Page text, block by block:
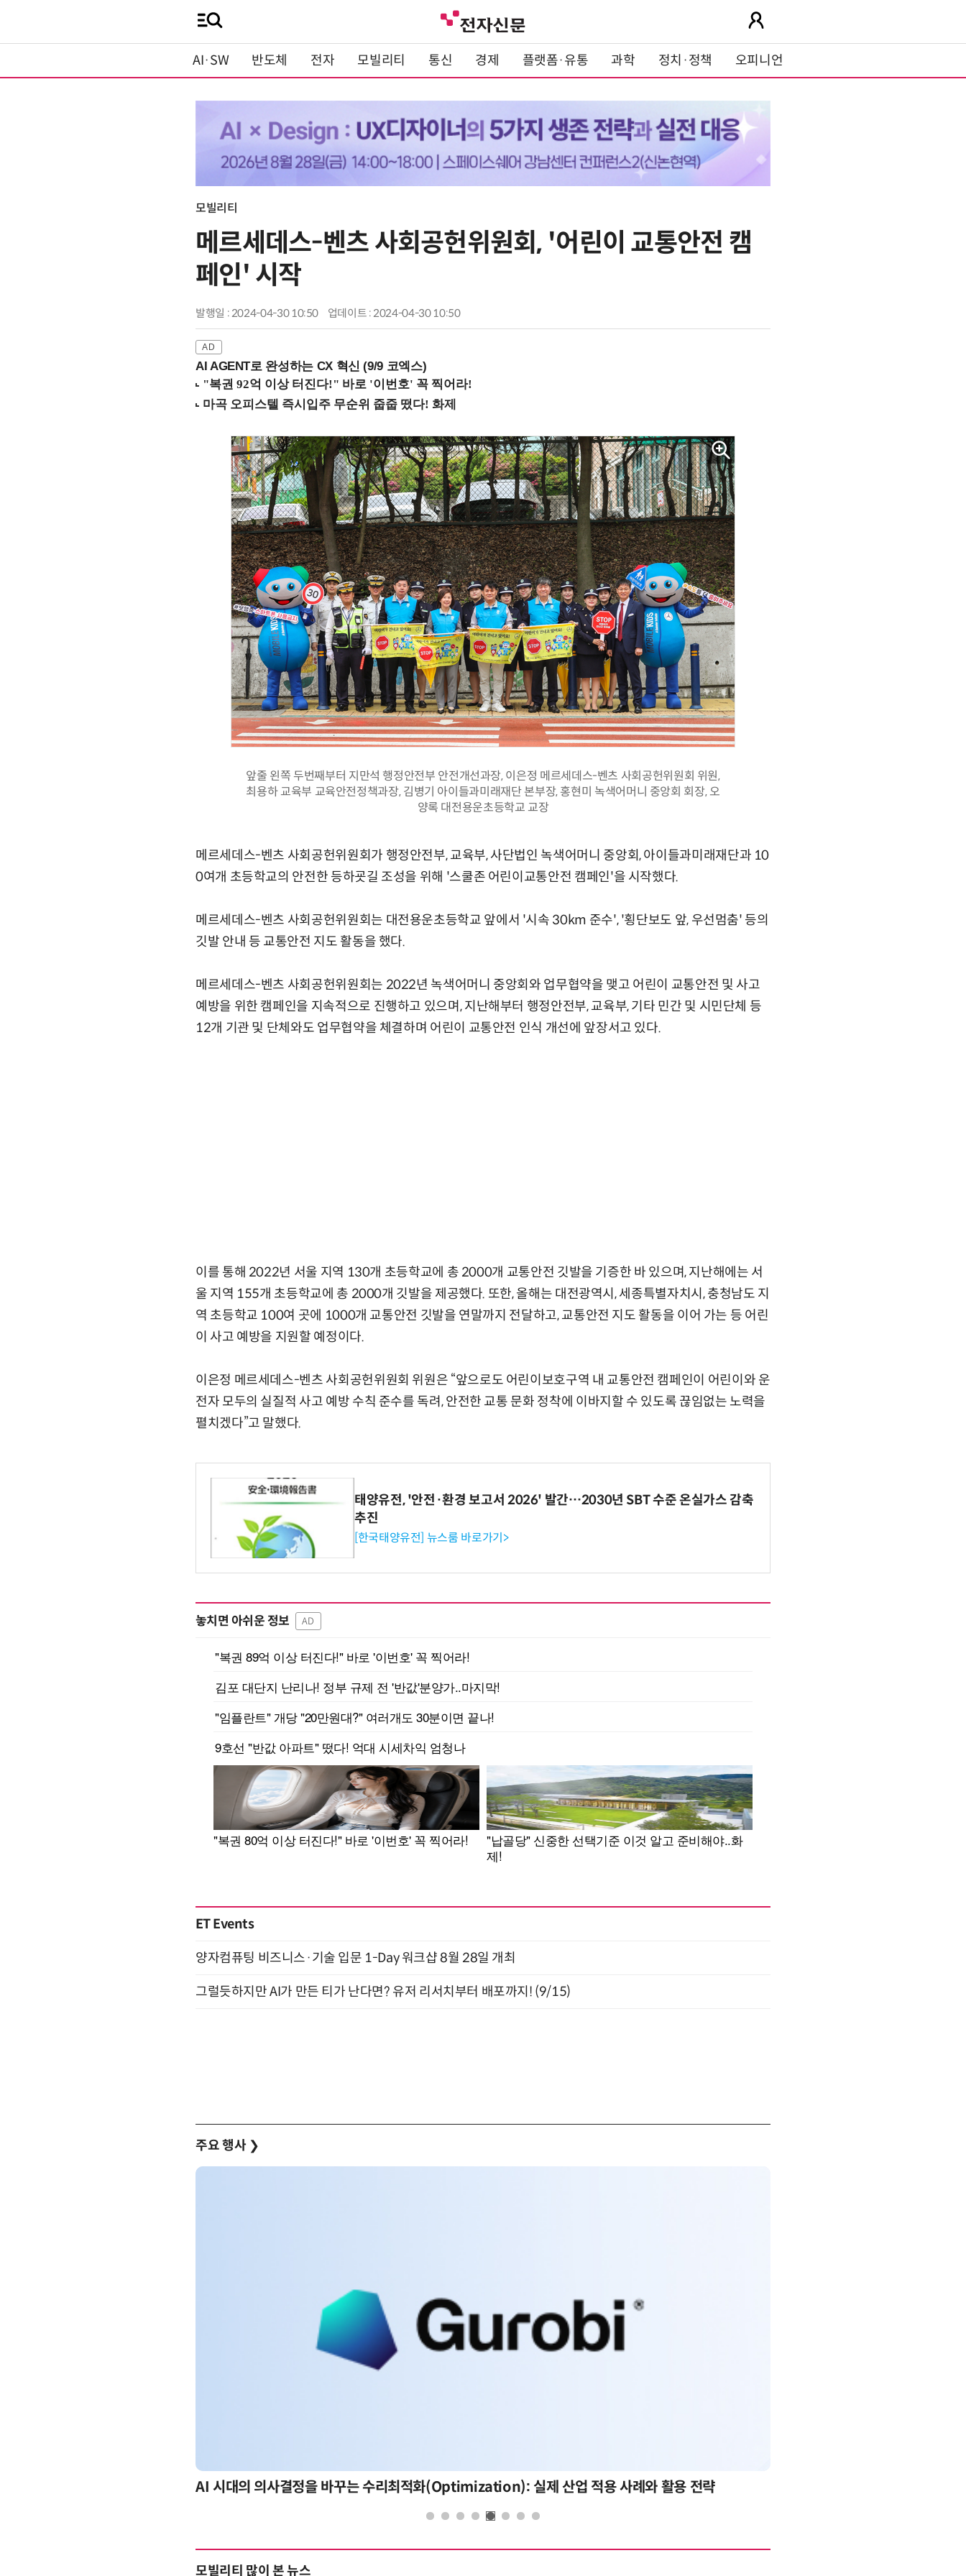
AI·SW 반도체 전자 모빌리티 통신 경제 플랫폼·유통 과학 정치·정책 오피니언
모빌리티
메르세데스-벤츠 사회공헌위원회, '어린이 교통안전 캠
페인' 시작
발행일 : 2024-04-30 10:50 업데이트 : 2024-04-30 10:50
AI AGENT로 완성하는 CX 혁신 (9/9 코엑스)
앞줄 왼쪽 두번째부터 지만석 행정안전부 안전개선과장, 이은정 메르세데스-벤츠 사회공헌위원회 위원,
최용하 교육부 교육안전정책과장, 김병기 아이들과미래재단 본부장, 홍현미 녹색어머니 중앙회 회장, 오
양록 대전용운초등학교 교장
메르세데스-벤츠 사회공헌위원회가 행정안전부, 교육부, 사단법인 녹색어머니 중앙회, 아이들과미래재단과 10
0여개 초등학교의 안전한 등하굣길 조성을 위해 '스쿨존 어린이교통안전 캠페인'을 시작했다.
메르세데스-벤츠 사회공헌위원회는 대전용운초등학교 앞에서 '시속 30km 준수', '횡단보도 앞, 우선멈춤' 등의
깃발 안내 등 교통안전 지도 활동을 했다.
메르세데스-벤츠 사회공헌위원회는 2022년 녹색어머니 중앙회와 업무협약을 맺고 어린이 교통안전 및 사고
예방을 위한 캠페인을 지속적으로 진행하고 있으며, 지난해부터 행정안전부, 교육부, 기타 민간 및 시민단체 등
12개 기관 및 단체와도 업무협약을 체결하며 어린이 교통안전 인식 개선에 앞장서고 있다.
이를 통해 2022년 서울 지역 130개 초등학교에 총 2000개 교통안전 깃발을 기증한 바 있으며, 지난해에는 서
울 지역 155개 초등학교에 총 2000개 깃발을 제공했다. 또한, 올해는 대전광역시, 세종특별자치시, 충청남도 지
역 초등학교 100여 곳에 1000개 교통안전 깃발을 연말까지 전달하고, 교통안전 지도 활동을 이어 가는 등 어린
이 사고 예방을 지원할 예정이다.
이은정 메르세데스-벤츠 사회공헌위원회 위원은 “앞으로도 어린이보호구역 내 교통안전 캠페인이 어린이와 운
전자 모두의 실질적 사고 예방 수칙 준수를 독려, 안전한 교통 문화 정착에 이바지할 수 있도록 끊임없는 노력을
펼치겠다”고 말했다.
태양유전, '안전·환경 보고서 2026' 발간…2030년 SBT 수준 온실가스 감축
추진
[한국태양유전] 뉴스룸 바로가기>
놓치면 아쉬운 정보 AD
ET Events
양자컴퓨팅 비즈니스·기술 입문 1-Day 워크샵 8월 28일 개최
그럴듯하지만 AI가 만든 티가 난다면? 유저 리서치부터 배포까지! (9/15)
주요 행사 ❯
실제 산업 적용 사례와 활용 전략 AI 핀옵스 실전 세미나: 폭증하는 AI 토큰 비용 관리 전략
모빌리티 많이 본 뉴스